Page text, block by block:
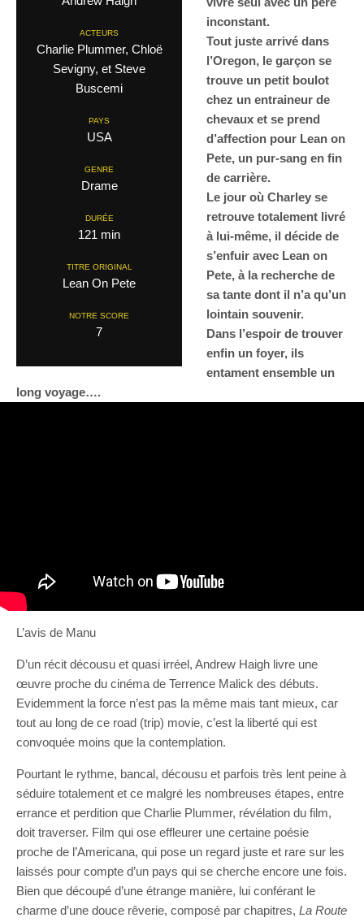
ACTEURS
Charlie Plummer, Chloë
Sevigny, et Steve
Buscemi
PAYS
USA
GENRE
Drame
DURÉE
121 min
TITRE ORIGINAL
Lean On Pete
NOTRE SCORE
7
inconstant.
Tout juste arrivé dans
l’Oregon, le garçon se
trouve un petit boulot
chez un entraineur de
chevaux et se prend
d’affection pour Lean on
Pete, un pur-sang en fin
de carrière.
Le jour où Charley se
retrouve totalement livré
à lui-même, il décide de
s’enfuir avec Lean on
Pete, à la recherche de
sa tante dont il n’a qu’un
lointain souvenir.
Dans l’espoir de trouver
enfin un foyer, ils
entament ensemble un
long voyage….
L’avis de Manu
D’un récit décousu et quasi irréel, Andrew Haigh livre une
œuvre proche du cinéma de Terrence Malick des débuts.
Evidemment la force n’est pas la même mais tant mieux, car
tout au long de ce road (trip) movie, c’est la liberté qui est
convoquée moins que la contemplation.
Pourtant le rythme, bancal, décousu et parfois très lent peine à
séduire totalement et ce malgré les nombreuses étapes, entre
errance et perdition que Charlie Plummer, révélation du film,
doit traverser. Film qui ose effleurer une certaine poésie
proche de l’Americana, qui pose un regard juste et rare sur les
laissés pour compte d’un pays qui se cherche encore une fois.
Bien que découpé d’une étrange manière, lui conférant le
charme d’une douce rêverie, composé par chapitres, La Route